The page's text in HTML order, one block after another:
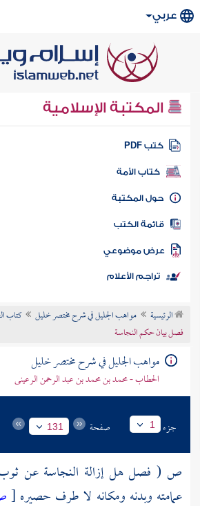
عربي
المكتبة الإسلامية
كتب PDF
كتاب الأمة
المكتبة
الكتب
موضوعي
تراجم الأعلام
الرئيسية مواهب الجليل في شرح مختصر خليل
كتاب
فصل بيان حكم النجاسة
مواهب الجليل في شرح مختصر خليل
الحطاب - محمد بن محمد بن عبد الرحمن الرعينى
جزء 1 صفحة 131
ص ( فصل هل إزالة النجاسة عن
عمامته وبدنه ومكانه لا طرف حصيره [